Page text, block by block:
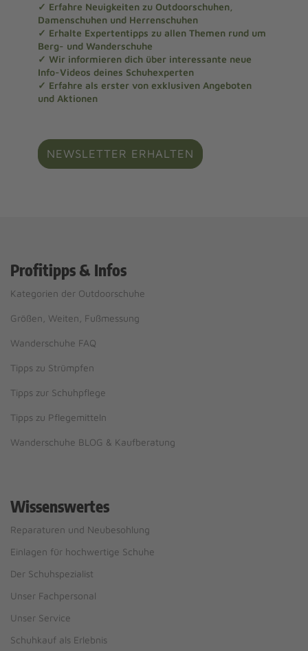
✓ Erfahre Neuigkeiten zu Outdoorschuhen,
Damenschuhen und Herrenschuhen
✓ Erhalte Expertentipps zu allen Themen rund um
Berg- und Wanderschuhe
✓ Wir informieren dich über interessante neue
Info-Videos deines Schuhexperten
✓ Erfahre als erster von exklusiven Angeboten
und Aktionen
NEWSLETTER ERHALTEN
Profitipps & Infos
Kategorien der Outdoorschuhe
Größen, Weiten, Fußmessung
Wanderschuhe FAQ
Tipps zu Strümpfen
Tipps zur Schuhpflege
Tipps zu Pflegemitteln
Wanderschuhe BLOG & Kaufberatung
Wissenswertes
Reparaturen und Neubesohlung
Einlagen für hochwertige Schuhe
Der Schuhspezialist
Unser Fachpersonal
Unser Service
Schuhkauf als Erlebnis